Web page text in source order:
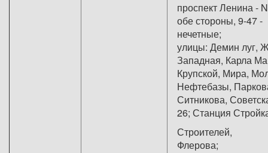
проспект Ленина -
обе стороны, 9-47 -
улицы: Демин луг,
Западная, Карла
Крупской, Мира,
Нефтебазы,
Ситникова,
26; Станция
Строителей,